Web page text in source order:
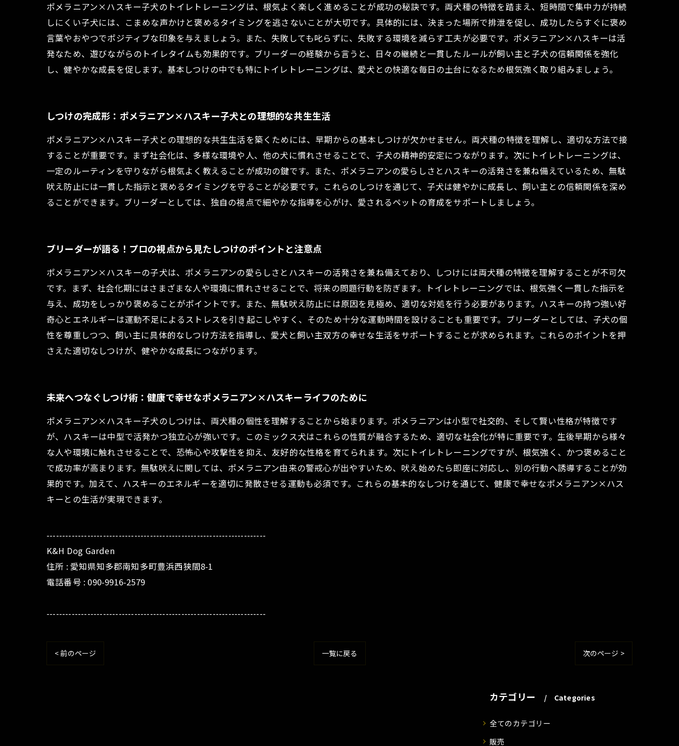
ポメラニアン×ハスキー子犬のトイレトレーニングは、根気よく楽しく進めることが成功の秘訣です。両犬種の特徴を踏まえ、短時間で集中力が持続
しにくい子犬には、こまめな声かけと褒めるタイミングを逃さないことが大切です。具体的には、決まった場所で排泄を促し、成功したらすぐに褒め
言葉やおやつでポジティブな印象を与えましょう。また、失敗しても叱らずに、失敗する環境を減らす工夫が必要です。ポメラニアン×ハスキーは活
発なため、遊びながらのトイレタイムも効果的です。ブリーダーの経験から言うと、日々の継続と一貫したルールが飼い主と子犬の信頼関係を強化
し、健やかな成長を促します。基本しつけの中でも特にトイレトレーニングは、愛犬との快適な毎日の土台になるため根気強く取り組みましょう。
しつけの完成形：ポメラニアン×ハスキー子犬との理想的な共生生活
ポメラニアン×ハスキー子犬との理想的な共生生活を築くためには、早期からの基本しつけが欠かせません。両犬種の特徴を理解し、適切な方法で接
することが重要です。まず社会化は、多様な環境や人、他の犬に慣れさせることで、子犬の精神的安定につながります。次にトイレトレーニングは、
一定のルーティンを守りながら根気よく教えることが成功の鍵です。また、ポメラニアンの愛らしさとハスキーの活発さを兼ね備えているため、無駄
吠え防止には一貫した指示と褒めるタイミングを守ることが必要です。これらのしつけを通じて、子犬は健やかに成長し、飼い主との信頼関係を深め
ることができます。ブリーダーとしては、独自の視点で細やかな指導を心がけ、愛されるペットの育成をサポートしましょう。
ブリーダーが語る！プロの視点から見たしつけのポイントと注意点
ポメラニアン×ハスキーの子犬は、ポメラニアンの愛らしさとハスキーの活発さを兼ね備えており、しつけには両犬種の特徴を理解することが不可欠
です。まず、社会化期にはさまざまな人や環境に慣れさせることで、将来の問題行動を防ぎます。トイレトレーニングでは、根気強く一貫した指示を
与え、成功をしっかり褒めることがポイントです。また、無駄吠え防止には原因を見極め、適切な対処を行う必要があります。ハスキーの持つ強い好
奇心とエネルギーは運動不足によるストレスを引き起こしやすく、そのため十分な運動時間を設けることも重要です。ブリーダーとしては、子犬の個
性を尊重しつつ、飼い主に具体的なしつけ方法を指導し、愛犬と飼い主双方の幸せな生活をサポートすることが求められます。これらのポイントを押
さえた適切なしつけが、健やかな成長につながります。
未来へつなぐしつけ術：健康で幸せなポメラニアン×ハスキーライフのために
ポメラニアン×ハスキー子犬のしつけは、両犬種の個性を理解することから始まります。ポメラニアンは小型で社交的、そして賢い性格が特徴です
が、ハスキーは中型で活発かつ独立心が強いです。このミックス犬はこれらの性質が融合するため、適切な社会化が特に重要です。生後早期から様々
な人や環境に触れさせることで、恐怖心や攻撃性を抑え、友好的な性格を育てられます。次にトイレトレーニングですが、根気強く、かつ褒めること
で成功率が高まります。無駄吠えに関しては、ポメラニアン由来の警戒心が出やすいため、吠え始めたら即座に対応し、別の行動へ誘導することが効
果的です。加えて、ハスキーのエネルギーを適切に発散させる運動も必須です。これらの基本的なしつけを通じて、健康で幸せなポメラニアン×ハス
キーとの生活が実現できます。
----------------------------------------------------------------------
K&H Dog Garden
住所 : 愛知県知多郡南知多町豊浜西狭間8-1
電話番号 : 090-9916-2579
----------------------------------------------------------------------
< 前のページ 一覧に戻る 次のページ >
カテゴリー Categories
全てのカテゴリー
販売